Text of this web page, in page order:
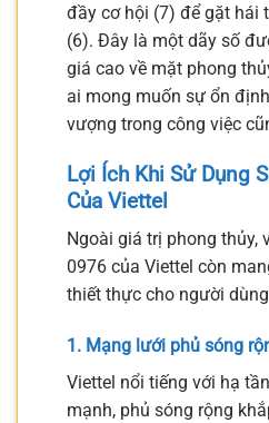
đầy cơ hội (7) để gặt hái
(6). Đây là một dãy số
giá cao về mặt phong
ai mong muốn sự ổn
vượng trong công việc
Lợi Ích Khi Sử Dụng
Của Viettel
Ngoài giá trị phong thủy,
0976 của Viettel còn
thiết thực cho người
1. Mạng lưới phủ sóng
Viettel nổi tiếng với hạ
mạnh, phủ sóng rộng